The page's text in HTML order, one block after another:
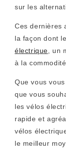
sur les
Ces dernières
la façon dont
électrique , un
à la
Que vous
que vous
les vélos
rapide et
vélos
le meilleur